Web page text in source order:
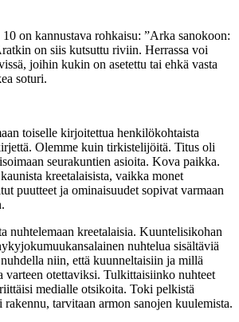
on kannustava rohkaisu: ”Arka sanokoon:
on siis kutsuttu riviin. Herrassa voi
joihin kukin on asetettu tai ehkä vasta
soturi.
toiselle kirjoitettua henkilökohtaista
Olemme kuin tirkistelijöitä. Titus oli
seurakuntien asioita. Kova paikka.
kreetalaisista, vaikka monet
puutteet ja ominaisuudet sopivat varmaan
nuhtelemaan kreetalaisia. Kuuntelisikohan
nuhtelua sisältäviä
niin, että kuunneltaisiin ja millä
varteen otettaviksi. Tulkittaisiinko nuhteet
medialle otsikoita. Toki pelkistä
rakennu, tarvitaan armon sanojen kuulemista.